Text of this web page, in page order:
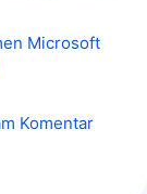
Microsoft
Komentar